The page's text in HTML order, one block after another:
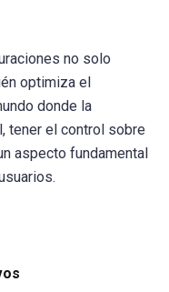
no solo
optimiza el
donde la
tener el control sobre
aspecto fundamental